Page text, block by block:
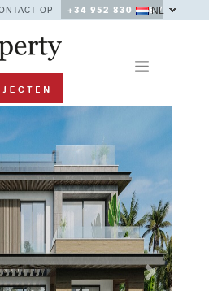
OP
+34 952 830 378 /
NL
Next